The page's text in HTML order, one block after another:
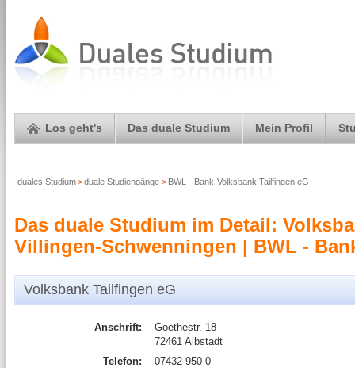
Los geht's Das duale Studium Mein Profil
duales Studium> duale Studiengänge > BWL - Bank-Volksbank Tailfingen eG
Das duale Studium im Detail:
Villingen-Schwenningen | BWL -
Volksbank Tailfingen eG
Anschrift:
Goethestr. 18
72461 Albstadt
Telefon:
07432 950-0